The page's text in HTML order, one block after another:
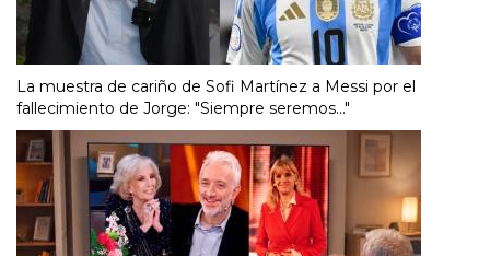
La muestra de cariño de Sofi Martínez a Messi por el
fallecimiento de Jorge: "Siempre seremos..."